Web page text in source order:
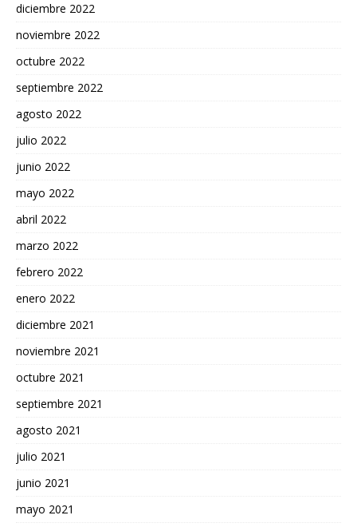
diciembre 2022
noviembre 2022
octubre 2022
septiembre 2022
agosto 2022
julio 2022
junio 2022
mayo 2022
abril 2022
marzo 2022
febrero 2022
enero 2022
diciembre 2021
noviembre 2021
octubre 2021
septiembre 2021
agosto 2021
julio 2021
junio 2021
mayo 2021